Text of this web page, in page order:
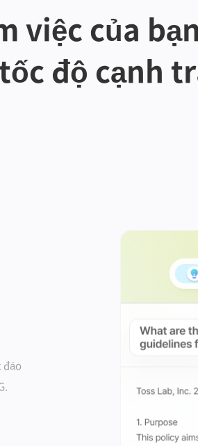
việc của
độ cạnh
đáo